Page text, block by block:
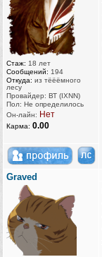
Стаж: 18 лет
Сообщений: 194
Откуда: из тёёёмного
лесу
Провайдер: ВТ (IXNN)
Пол: Не определилось
Он-лайн: Нет
Карма: 0.00
Graved